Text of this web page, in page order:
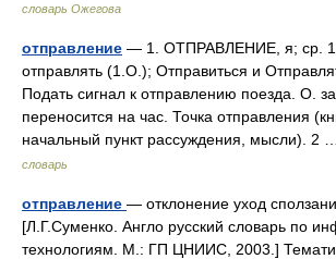
словарь Ожегова
отправление — 1. ОТПРАВЛЕНИЕ, я; ср. 1.
отправлять (1.О.); Отправиться и
Подать сигнал к отправлению поезда. О.
переносится на час. Точка отправления
начальный пункт рассуждения, мысли). 2
словарь
отправление — отклонение уход
[Л.Г.Суменко. Англо русский словарь по
технологиям. М.: ГП ЦНИИС, 2003.]